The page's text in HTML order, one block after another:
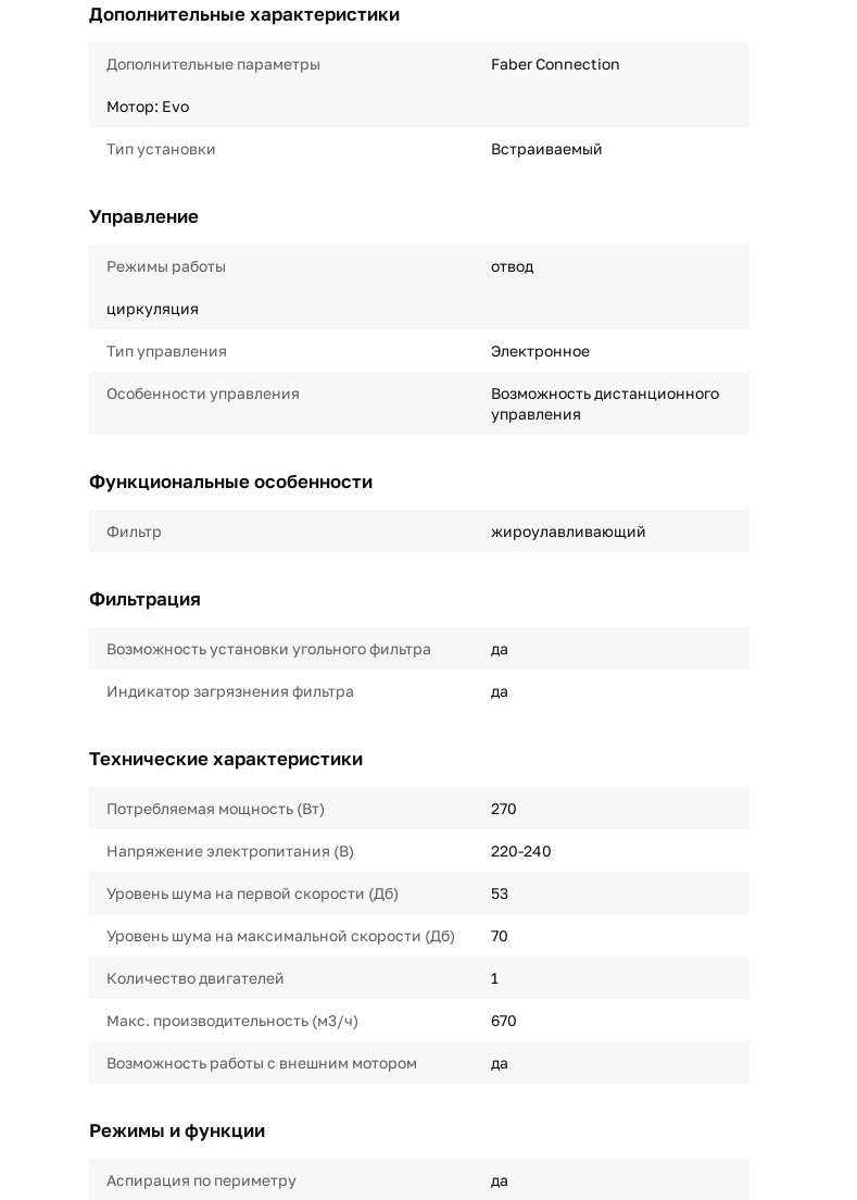
Дополнительные характеристики
Дополнительные параметры Faber Connection
Мотор: Evo
Тип установки Встраиваемый
Управление
Режимы работы отвод
циркуляция
Тип управления Электронное
Особенности управления
Возможность дистанционного
управления
Функциональные особенности
Фильтр жироулавливающий
Фильтрация
Возможность установки угольного фильтра да
Индикатор загрязнения фильтра да
Технические характеристики
Потребляемая мощность (Вт) 270
Напряжение электропитания (В) 220-240
Уровень шума на первой скорости (Дб) 53
Уровень шума на максимальной скорости (Дб) 70
Количество двигателей 1
Макс. производительность (м3/ч) 670
Возможность работы с внешним мотором да
Режимы и функции
Аспирация по периметру да